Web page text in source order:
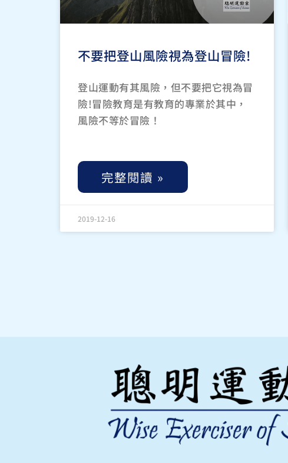
不要把登山風險視為登山冒險!
登山運動有其風險，但不要把它視為冒
險!冒險教育是有教育的專業於其中，
風險不等於冒險！
完整閱讀 »
2019-12-16